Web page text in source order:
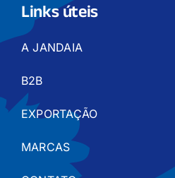
Links úteis
A JANDAIA
B2B
EXPORTAÇÃO
MARCAS